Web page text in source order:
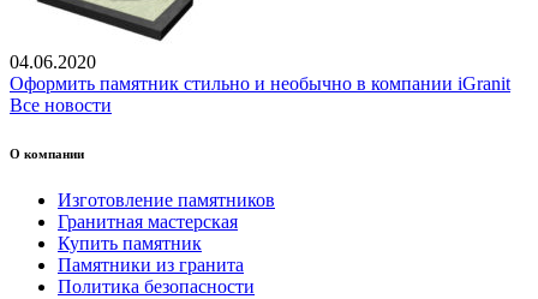
04.06.2020
Оформить памятник стильно и необычно в компании iGranit
Все новости
О компании
Изготовление памятников
Гранитная мастерская
Купить памятник
Памятники из гранита
Политика безопасности